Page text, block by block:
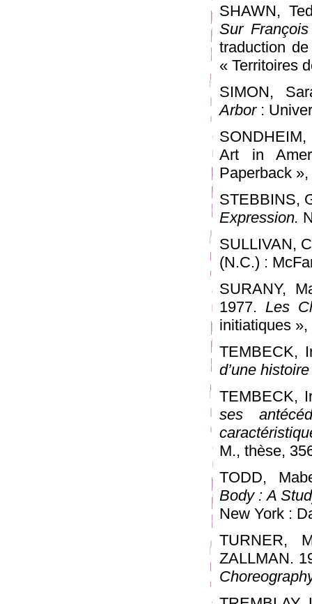
SHAWN,
Sur
traduction
« Territoires
SIMON,
Arbor:
Art in
Paperback
STEBBINS,
Expression.
SULLIVAN,
(N.C.) :
SURANY,
1977. Les
initiatiques »,
TEMBECK,
d’une
TEMBECK,
ses
M., thèse,
TODD,
Body : A
New York :
TURNER,
ZALLMAN.